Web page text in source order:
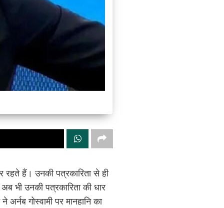
रहते हैं। उनकी पत्रकारिता से ही
भी उनकी पत्रकारिता की धार
गोस्वामी पर मानहानि का